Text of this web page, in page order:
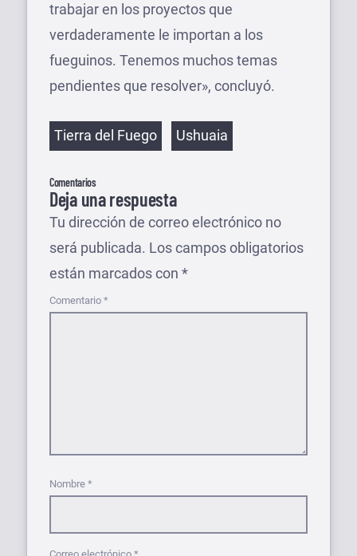
trabajar en los proyectos que
verdaderamente le importan a los
fueguinos. Tenemos muchos temas
pendientes que resolver», concluyó.
Etiquetas
Tierra del Fuego Ushuaia
Comentarios
Deja una respuesta
Tu dirección de correo electrónico no
será publicada. Los campos obligatorios
están marcados con *
Comentario *
Nombre *